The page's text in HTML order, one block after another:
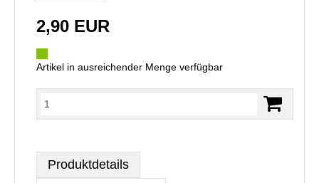
2,90 EUR
Artikel in ausreichender Menge verfügbar
Produktdetails